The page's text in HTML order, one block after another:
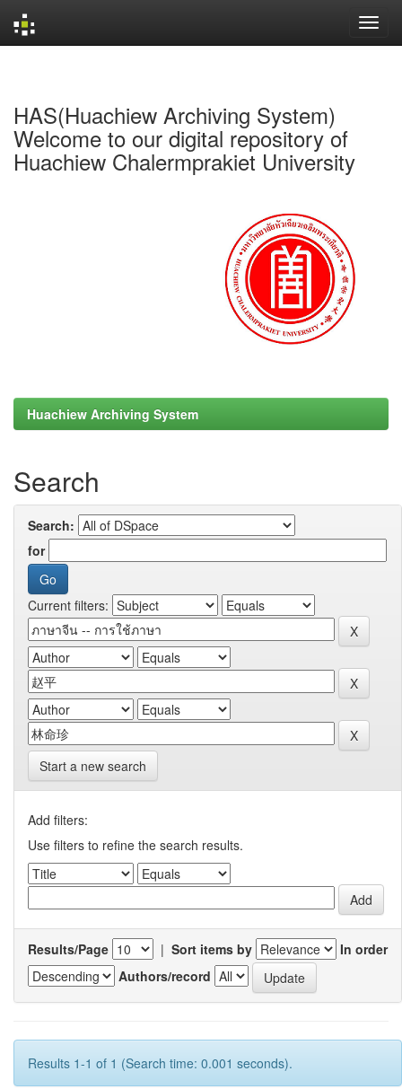
HAS(Huachiew Archiving System)
Welcome to our digital repository of
Huachiew Chalermprakiet University
Huachiew Archiving System
Search
Search:
for
Current filters:
Start a new search
Add filters:
Use filters to refine the search results.
Results/Page | Sort items by
In order
Authors/record
Results 1-1 of 1 (Search time: 0.001 seconds).